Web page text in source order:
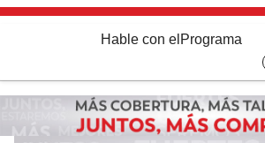
Hable con el Programa